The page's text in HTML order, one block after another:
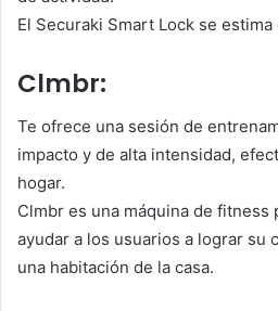
El Securaki Smart Lock se
Clmbr:
Te ofrece una sesión de
impacto y de alta intensidad,
hogar.
Clmbr es una máquina de fitness
ayudar a los usuarios a lograr su
una habitación de la casa.